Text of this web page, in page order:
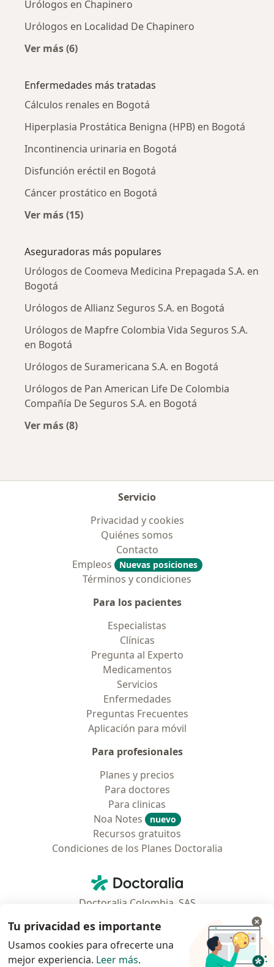
Urólogos en Chapinero
Urólogos en Localidad De Chapinero
Ver más (6)
Enfermedades más tratadas
Cálculos renales en Bogotá
Hiperplasia Prostática Benigna (HPB) en Bogotá
Incontinencia urinaria en Bogotá
Disfunción eréctil en Bogotá
Cáncer prostático en Bogotá
Ver más (15)
Aseguradoras más populares
Urólogos de Coomeva Medicina Prepagada S.A. en
Bogotá
Urólogos de Allianz Seguros S.A. en Bogotá
Urólogos de Mapfre Colombia Vida Seguros S.A.
en Bogotá
Urólogos de Suramericana S.A. en Bogotá
Urólogos de Pan American Life De Colombia
Compañía De Seguros S.A. en Bogotá
Ver más (8)
Servicio
Privacidad y cookies
Quiénes somos
Contacto
Empleos
Nuevas posiciones
Términos y condiciones
Para los pacientes
Especialistas
Clínicas
Pregunta al Experto
Medicamentos
Servicios
Enfermedades
Preguntas Frecuentes
Aplicación para móvil
Para profesionales
Planes y precios
Para doctores
Para clinicas
Noa Notes
nuevo
Recursos gratuitos
Condiciones de los Planes Doctoralia
Doctoralia - Página de inicio
Doctoralia Colombia, SAS
Municipio: Bogotá D.C., Colombia
Tu privacidad es importante
Usamos cookies para ofrecerte una
mejor experiencia. Leer más.